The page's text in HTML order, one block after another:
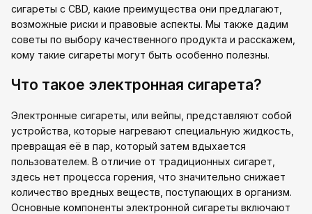
сигареты с CBD, какие преимущества они предлагают,
возможные риски и правовые аспекты. Мы также дадим
советы по выбору качественного продукта и расскажем,
кому такие сигареты могут быть особенно полезны.
Что такое электронная сигарета?
Электронные сигареты, или вейпы, представляют собой
устройства, которые нагревают специальную жидкость,
превращая её в пар, который затем вдыхается
пользователем. В отличие от традиционных сигарет,
здесь нет процесса горения, что значительно снижает
количество вредных веществ, поступающих в организм.
Основные компоненты электронной сигареты включают